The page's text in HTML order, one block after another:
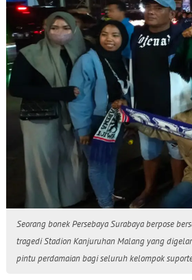
Seorang bonek Persebaya Surabaya berpose
tragedi Stadion Kanjuruhan Malang yang
pintu perdamaian bagi seluruh kelompok